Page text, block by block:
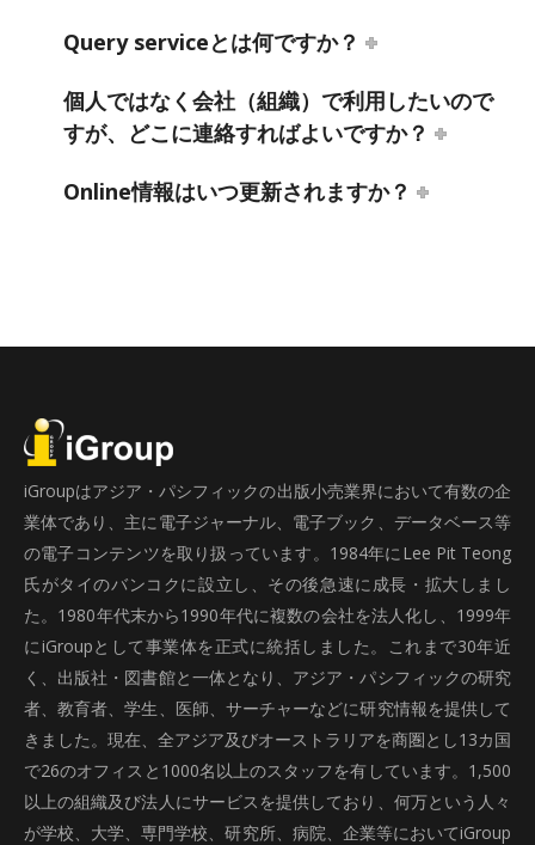
Query serviceとは何ですか？
個人ではなく会社（組織）で利用したいので
すが、どこに連絡すればよいですか？
Online情報はいつ更新されますか？
iGroupはアジア・パシフィックの出版小売業界において有数の企
業体であり、主に電子ジャーナル、電子ブック、データベース等
の電子コンテンツを取り扱っています。1984年にLee Pit Teong
氏がタイのバンコクに設立し、その後急速に成長・拡大しまし
た。1980年代末から1990年代に複数の会社を法人化し、1999年
にiGroupとして事業体を正式に統括しました。これまで30年近
く、出版社・図書館と一体となり、アジア・パシフィックの研究
者、教育者、学生、医師、サーチャーなどに研究情報を提供して
きました。現在、全アジア及びオーストラリアを商圏とし13カ国
で26のオフィスと1000名以上のスタッフを有しています。1,500
以上の組織及び法人にサービスを提供しており、何万という人々
が学校、大学、専門学校、研究所、病院、企業等においてiGroup